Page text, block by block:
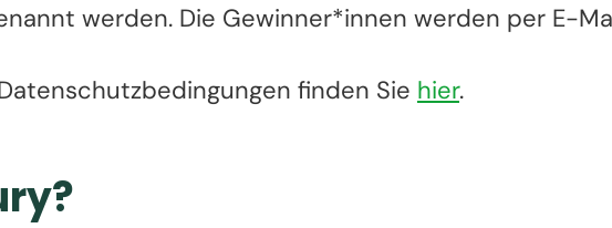
werden. Die Gewinner*innen werden per E-
finden Sie hier.